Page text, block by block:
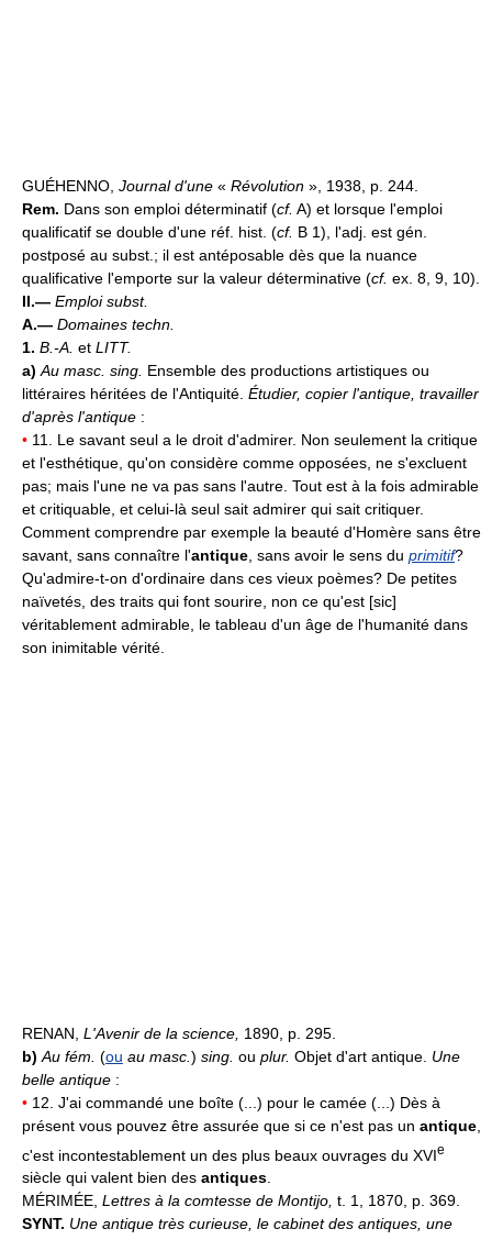
GUÉHENNO, Journal d'une « Révolution », 1938, p. 244.
Rem. Dans son emploi déterminatif (cf. A) et lorsque l'emploi
qualificatif se double d'une réf. hist. (cf. B 1), l'adj. est gén.
postposé au subst.; il est antéposable dès que la nuance
qualificative l'emporte sur la valeur déterminative (cf. ex. 8, 9, 10).
II.— Emploi subst.
A.— Domaines techn.
1. B.-A. et LITT.
a) Au masc. sing. Ensemble des productions artistiques ou
littéraires héritées de l'Antiquité. Étudier, copier l'antique, travailler
d'après l'antique :
• 11. Le savant seul a le droit d'admirer. Non seulement la critique
et l'esthétique, qu'on considère comme opposées, ne s'excluent
pas; mais l'une ne va pas sans l'autre. Tout est à la fois admirable
et critiquable, et celui-là seul sait admirer qui sait critiquer.
Comment comprendre par exemple la beauté d'Homère sans être
savant, sans connaître l'antique , sans avoir le sens du primitif?
Qu'admire-t-on d'ordinaire dans ces vieux poèmes? De petites
naïvetés, des traits qui font sourire, non ce qu'est [sic]
véritablement admirable, le tableau d'un âge de l'humanité dans
son inimitable vérité.
RENAN, L'Avenir de la science, 1890, p. 295.
b) Au fém. (ou au masc. ) sing. ou plur. Objet d'art antique. Une
belle antique :
• 12. J'ai commandé une boîte (...) pour le camée (...) Dès à
présent vous pouvez être assurée que si ce n'est pas un antique
c'est incontestablement un des plus beaux ouvrages du XVIe
siècle qui valent bien des antiques.
MÉRIMÉE, Lettres à la comtesse de Montijo, t. 1, 1870, p. 369.
SYNT. Une antique très curieuse, le cabinet des antiques, une